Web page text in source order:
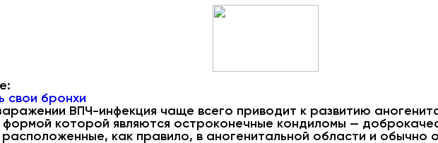
свои бронхи
ВПЧ-инфекция чаще всего приводит к развитию
формой которой являются остроконечные кондиломы —
как правило, в аногенитальной области и обычно